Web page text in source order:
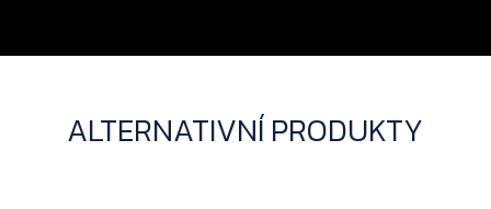
ALTERNATIVNÍ PRODUKTY